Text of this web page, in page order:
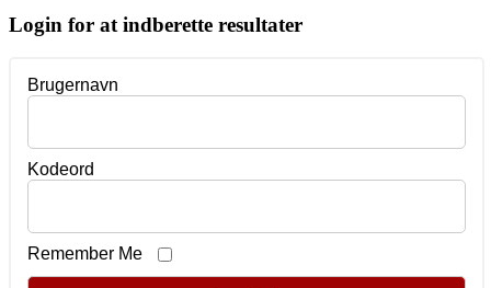
Login for at indberette resultater
Brugernavn
Kodeord
Remember Me